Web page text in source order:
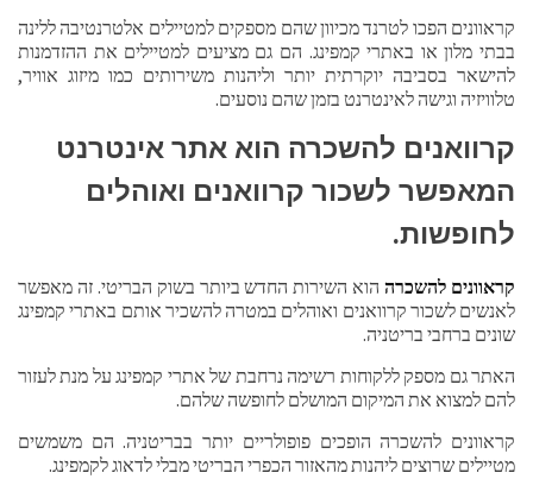
קראוונים הפכו לטרנד מכיוון שהם מספקים למטיילים אלטרנטיבה ללינה
בבתי מלון או באתרי קמפינג. הם גם מציעים למטיילים את ההזדמנות
להישאר בסביבה יוקרתית יותר וליהנות משירותים כמו מיזוג אוויר,
טלוויזיה וגישה לאינטרנט בזמן שהם נוסעים.
קרוואנים להשכרה הוא אתר אינטרנט
המאפשר לשכור קרוואנים ואוהלים
לחופשות.
קראוונים להשכרההוא השירות החדש ביותר בשוק הבריטי. זה מאפשר
לאנשים לשכור קרוואנים ואוהלים במטרה להשכיר אותם באתרי קמפינג
שונים ברחבי בריטניה.
האתר גם מספק ללקוחות רשימה נרחבת של אתרי קמפינג על מנת לעזור
להם למצוא את המיקום המושלם לחופשה שלהם.
קראוונים להשכרה הופכים פופולריים יותר בבריטניה. הם משמשים
מטיילים שרוצים ליהנות מהאזור הכפרי הבריטי מבלי לדאוג לקמפינג.